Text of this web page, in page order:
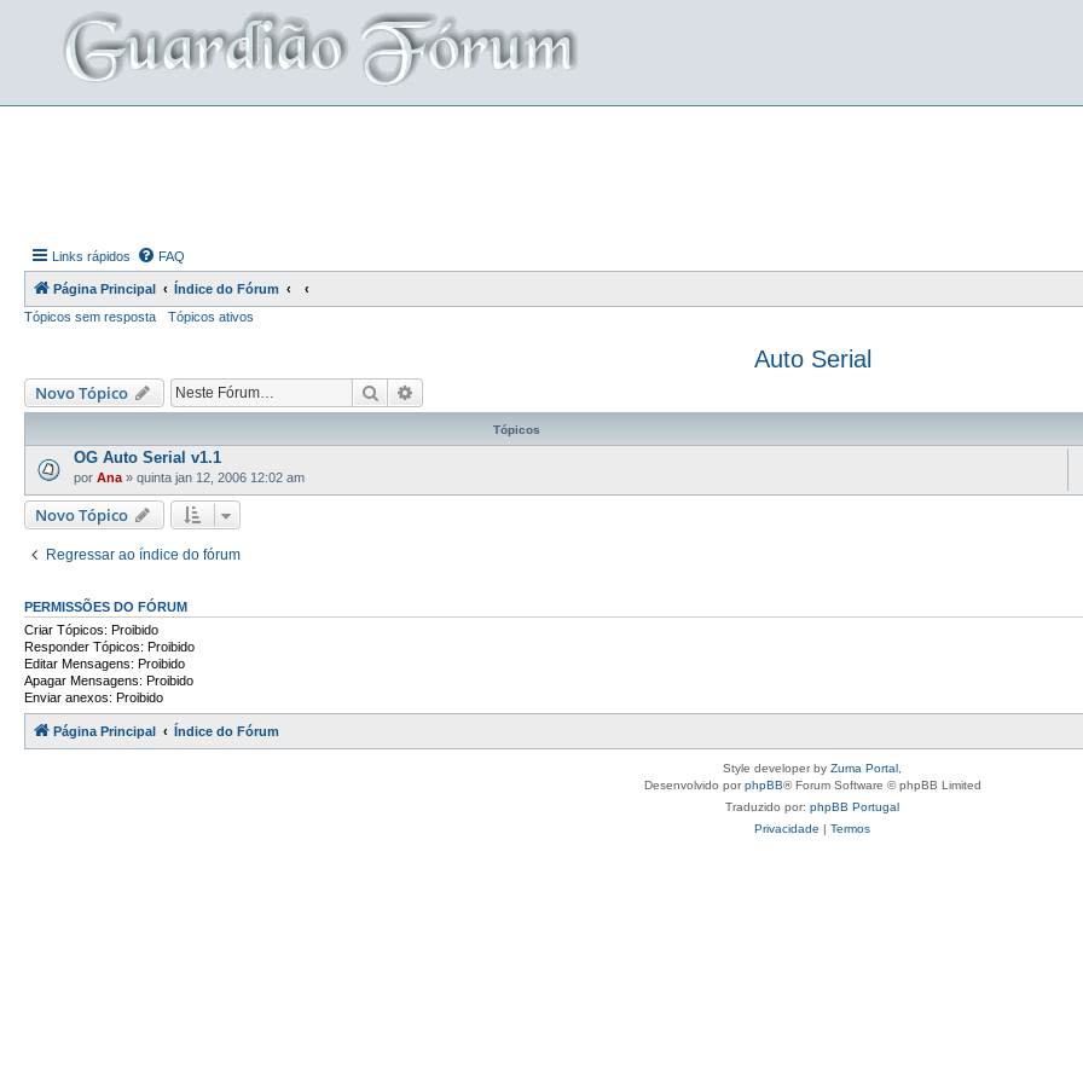
Links rápidos FAQ
Página Principal
Índice do Fórum
Tópicos sem resposta
Tópicos ativos
Auto Serial
Novo Tópico Pesquisar
Tópicos
OG Auto Serial v1.1
por Ana » quinta jan 12, 2006 12:02 am
Novo Tópico
Regressar ao índice do fórum
PERMISSÕES DO FÓRUM
Criar Tópicos: Proibido
Responder Tópicos: Proibido
Editar Mensagens: Proibido
Apagar Mensagens: Proibido
Enviar anexos: Proibido
Página Principal Índice do Fórum
Style developer by Zuma Portal
Desenvolvido porphpBB® Forum Software © phpBB Limited
Traduzido por: phpBB Portugal
Privacidade | Termos